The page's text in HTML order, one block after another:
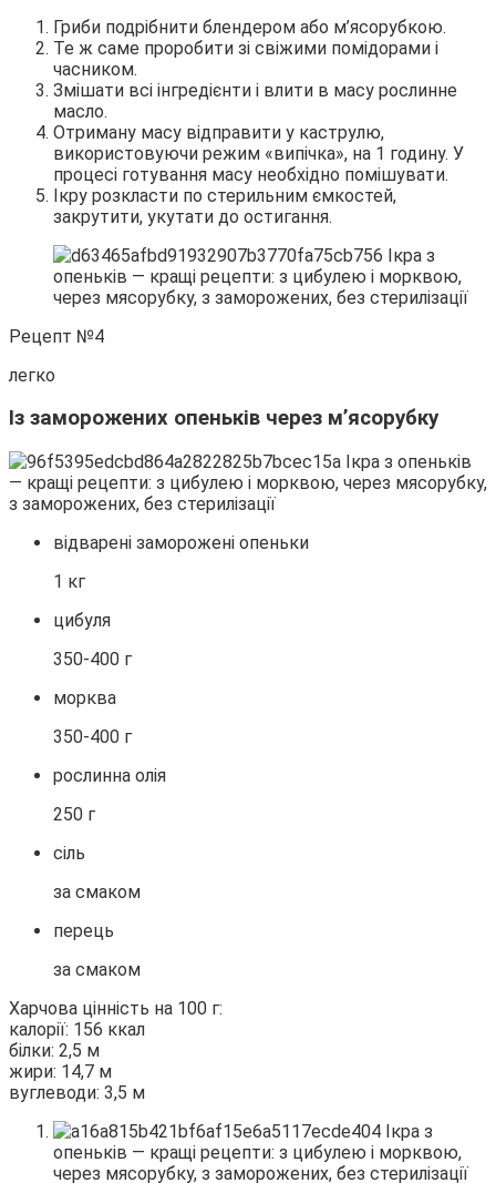
Гриби подрібнити блендером або м’ясорубкою.
Те ж саме проробити зі свіжими помідорами і
часником.
Змішати всі інгредієнти і влити в масу рослинне
масло.
Отриману масу відправити у каструлю,
використовуючи режим «випічка», на 1 годину. У
процесі готування масу необхідно помішувати.
Ікру розкласти по стерильним ємкостей,
закрутити, укутати до остигання.
Рецепт №4
легко
Із заморожених опеньків через м’ясорубку
відварені заморожені опеньки
1 кг
цибуля
350-400 г
морква
350-400 г
рослинна олія
250 г
сіль
за смаком
перець
за смаком
Харчова цінність на 100 г:
калорії: 156 ккал
білки: 2,5 м
жири: 14,7 м
вуглеводи: 3,5 м